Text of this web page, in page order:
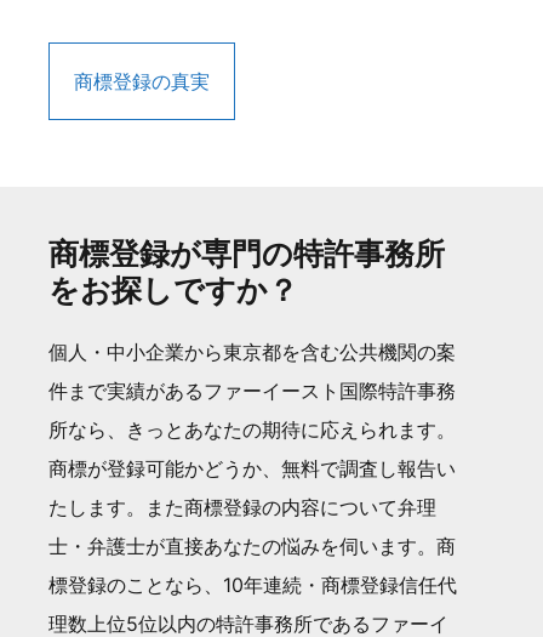
商標登録の真実
商標登録が専門の特許事務所
をお探しですか？
個人・中小企業から東京都を含む公共機関の案
件まで実績があるファーイースト国際特許事務
所なら、きっとあなたの期待に応えられます。
商標が登録可能かどうか、無料で調査し報告い
たします。また商標登録の内容について弁理
士・弁護士が直接あなたの悩みを伺います。商
標登録のことなら、10年連続・商標登録信任代
理数上位5位以内の特許事務所であるファーイ